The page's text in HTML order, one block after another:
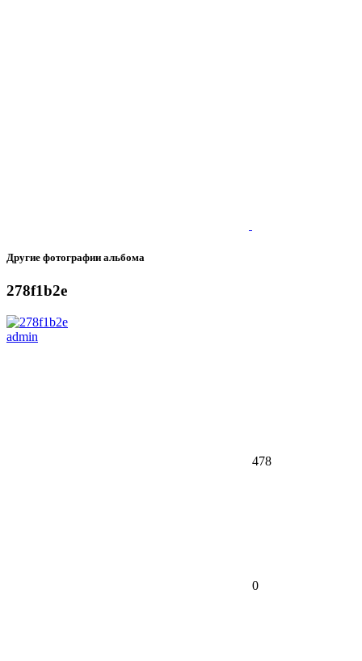
Другие фотографии альбома
278f1b2e
admin
478
0